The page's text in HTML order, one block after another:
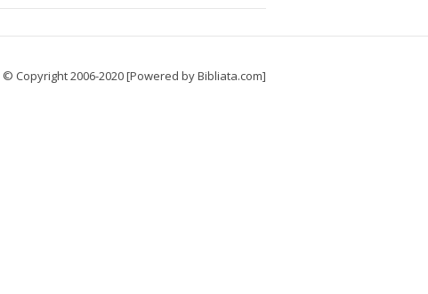
© Copyright 2006-2020 [Powered by Bibliata.com]